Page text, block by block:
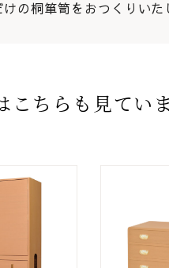
の桐箪笥をおつくりいた
こちらも見てい